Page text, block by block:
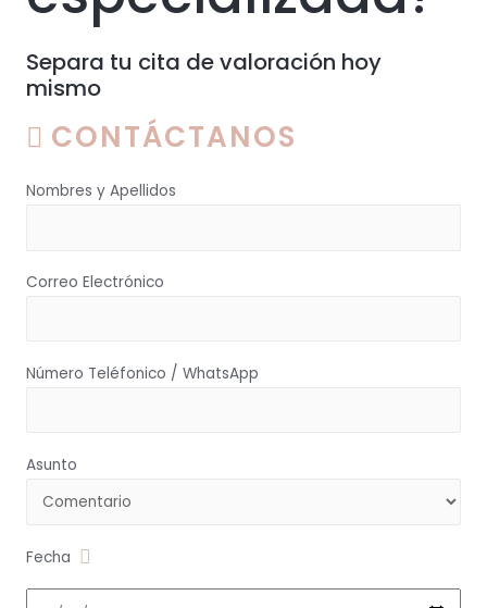
Separa tu cita de valoración hoy
mismo
CONTÁCTANOS
Nombres y Apellidos
Correo Electrónico
Número Teléfonico / WhatsApp
Asunto
Fecha